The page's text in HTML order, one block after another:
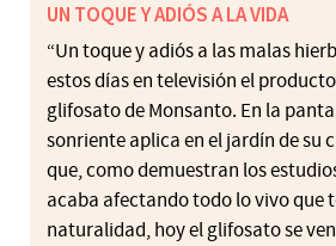
UN TOQUE Y ADIÓS A LA VIDA
“Un toque y adiós a las malas
estos días en televisión el
glifosato de Monsanto. En la
sonriente aplica en el jardín de su
que, como demuestran los
acaba afectando todo lo vivo que
naturalidad, hoy el glifosato se